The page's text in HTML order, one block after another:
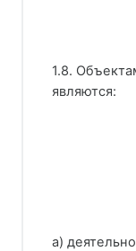
1.8.
являются:
а)